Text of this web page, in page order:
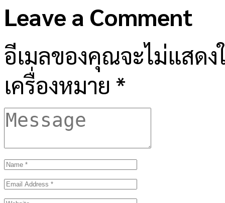
Leave a Comment
อีเมลของคุณจะไม่แสด
เครื่องหมาย *